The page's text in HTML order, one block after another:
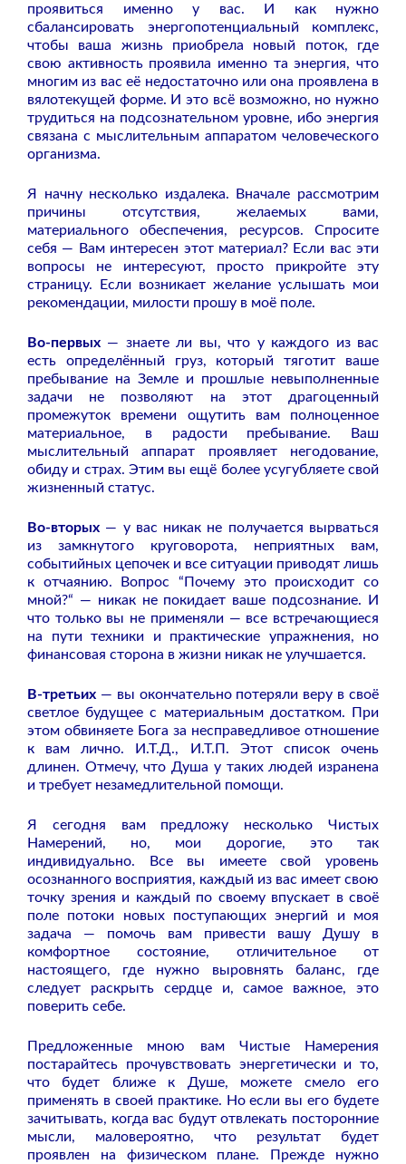
проявиться именно у вас. И как нужно
сбалансировать энергопотенциальный комплекс,
чтобы ваша жизнь приобрела новый поток, где
свою активность проявила именно та энергия, что
многим из вас её недостаточно или она проявлена в
вялотекущей форме. И это всё возможно, но нужно
трудиться на подсознательном уровне, ибо энергия
связана с мыслительным аппаратом человеческого
организма.
Я начну несколько издалека. Вначале рассмотрим
причины отсутствия, желаемых вами,
материального обеспечения, ресурсов. Спросите
себя — Вам интересен этот материал? Если вас эти
вопросы не интересуют, просто прикройте эту
страницу. Если возникает желание услышать мои
рекомендации, милости прошу в моё поле.
Во-первых — знаете ли вы, что у каждого из вас
есть определённый груз, который тяготит ваше
пребывание на Земле и прошлые невыполненные
задачи не позволяют на этот драгоценный
промежуток времени ощутить вам полноценное
материальное, в радости пребывание. Ваш
мыслительный аппарат проявляет негодование,
обиду и страх. Этим вы ещё более усугубляете свой
жизненный статус.
Во-вторых — у вас никак не получается вырваться
из замкнутого круговорота, неприятных вам,
событийных цепочек и все ситуации приводят лишь
к отчаянию. Вопрос “Почему это происходит со
мной?“ — никак не покидает ваше подсознание. И
что только вы не применяли — все встречающиеся
на пути техники и практические упражнения, но
финансовая сторона в жизни никак не улучшается.
В-третьих — вы окончательно потеряли веру в своё
светлое будущее с материальным достатком. При
этом обвиняете Бога за несправедливое отношение
к вам лично. И.Т.Д., И.Т.П. Этот список очень
длинен. Отмечу, что Душа у таких людей изранена
и требует незамедлительной помощи.
Я сегодня вам предложу несколько Чистых
Намерений, но, мои дорогие, это так
индивидуально. Все вы имеете свой уровень
осознанного восприятия, каждый из вас имеет свою
точку зрения и каждый по своему впускает в своё
поле потоки новых поступающих энергий и моя
задача — помочь вам привести вашу Душу в
комфортное состояние, отличительное от
настоящего, где нужно выровнять баланс, где
следует раскрыть сердце и, самое важное, это
поверить себе.
Предложенные мною вам Чистые Намерения
постарайтесь прочувствовать энергетически и то,
что будет ближе к Душе, можете смело его
применять в своей практике. Но если вы его будете
зачитывать, когда вас будут отвлекать посторонние
мысли, маловероятно, что результат будет
проявлен на физическом плане. Прежде нужно